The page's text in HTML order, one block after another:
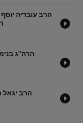
הרב עובדיה
הרה"ג
הרב יגאל